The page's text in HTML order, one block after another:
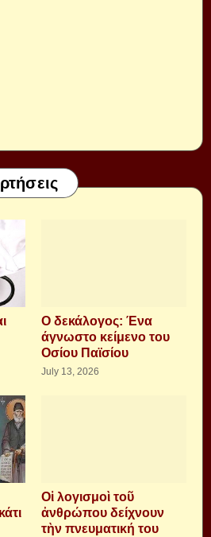
Ο δεκάλογος: Ένα
άγνωστο κείμενο του
Οσίου Παϊσίου
July 13, 2026
Οἱ λογισμοὶ τοῦ
ἀνθρώπου δείχνουν
τὴν πνευματική του